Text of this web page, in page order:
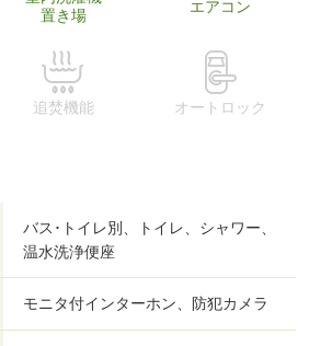
置き場
エアコン
追焚機能 オートロック
バス･トイレ別、トイレ、シャワー、
温水洗浄便座
モニタ付インターホン、防犯カメラ